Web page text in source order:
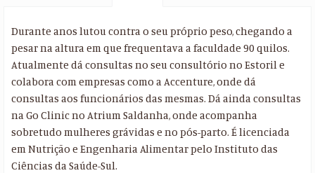
Durante anos lutou contra o seu próprio peso, chegando a
pesar na altura em que frequentava a faculdade 90 quilos.
Atualmente dá consultas no seu consultório no Estoril e
colabora com empresas como a Accenture, onde dá
consultas aos funcionários das mesmas. Dá ainda consultas
na Go Clinic no Atrium Saldanha, onde acompanha
sobretudo mulheres grávidas e no pós-parto. É licenciada
em Nutrição e Engenharia Alimentar pelo Instituto das
Ciências da Saúde-Sul.